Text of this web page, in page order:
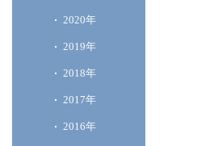
2020年
2019年
2018年
2017年
2016年